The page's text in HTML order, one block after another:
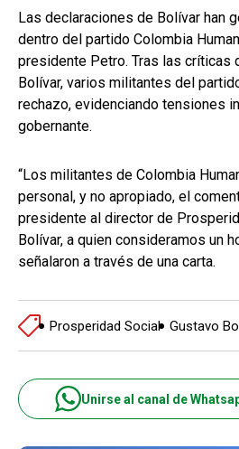
Las declaraciones de Bolívar han
dentro del partido Colombia
presidente Petro. Tras las críticas
Bolívar, varios militantes del
rechazo, evidenciando tensiones
gobernante.
“Los militantes de Colombia
personal, y no apropiado, el
presidente al director de
Bolívar, a quien consideramos un
señalaron a través de una carta.
Prosperidad Social Gustavo
Unirse al canal de